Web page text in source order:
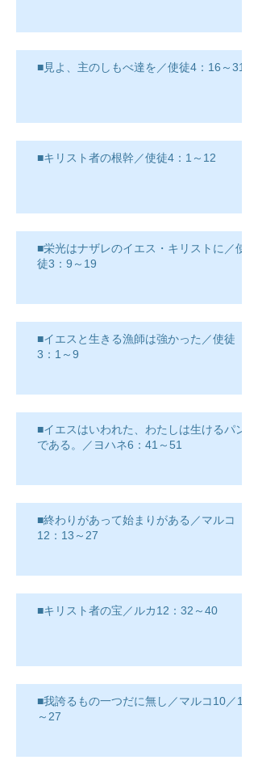
■見よ、主のしもべ達を／使徒4：16～31
■キリスト者の根幹／使徒4：1～12
■栄光はナザレのイエス・キリストに／使
徒3：9～19
■イエスと生きる漁師は強かった／使徒
3：1～9
■イエスはいわれた、わたしは生けるパン
である。／ヨハネ6：41～51
■終わりがあって始まりがある／マルコ
12：13～27
■キリスト者の宝／ルカ12：32～40
■我誇るもの一つだに無し／マルコ10／17
～27